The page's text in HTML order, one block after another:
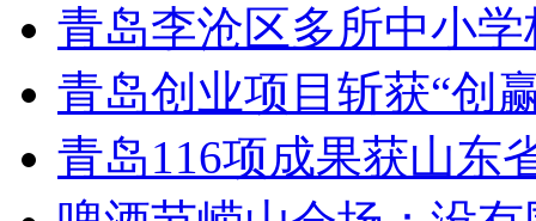
青岛李沧区多所中小
青岛创业项目斩获“创
青岛116项成果获山东